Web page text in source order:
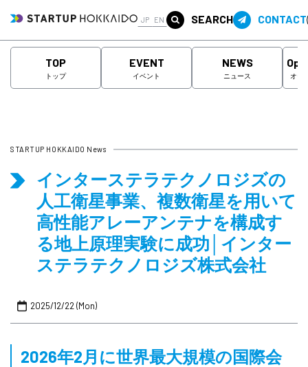
JP EN SEARCH CONTACT
TOP
トップ
EVENT
イベント
NEWS
ニュース オー
STARTUP HOKKAIDO News
インターステラテクノロジズの
人工衛星事業、複数衛星を用いて
高性能アレーアンテナを構成す
る地上原理実験に成功│インター
ステラテクノロジズ株式会社
2025/12/22 (Mon)
2026年2月に世界最大規模の国際会